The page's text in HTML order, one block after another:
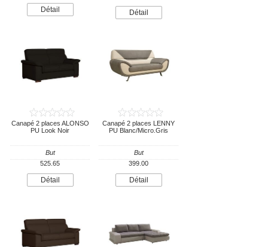
Détail Détail
Canapé 2 places ALONSO
PU Look Noir
But
525.65
Détail
Canapé 2 places LENNY
PU Blanc/Micro.Gris
But
399.00
Détail